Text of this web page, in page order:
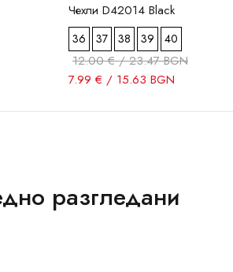
Чехли D42014 Black
36 37 38 39 40
12.00 € / 23.47 BGN
7.99 € / 15.63 BGN
разгледани